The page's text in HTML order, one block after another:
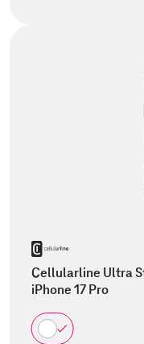
Cellularline Ultra
iPhone 17 Pro